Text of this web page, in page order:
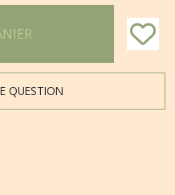
QUESTION